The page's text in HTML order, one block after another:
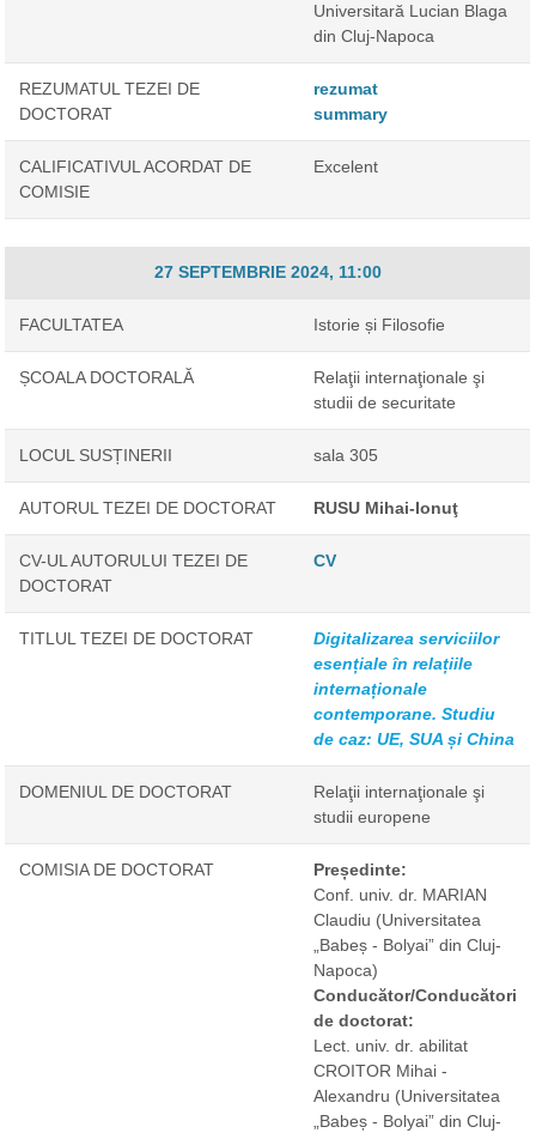
Universitară Lucian Blaga
din Cluj-Napoca
REZUMATUL TEZEI DE
DOCTORAT
rezumat
summary
CALIFICATIVUL ACORDAT DE
COMISIE
Excelent
27 SEPTEMBRIE 2024, 11:00
FACULTATEA Istorie și Filosofie
ȘCOALA DOCTORALĂ
Relaţii internaţionale şi
studii de securitate
LOCUL SUSȚINERII sala 305
AUTORUL TEZEI DE DOCTORAT RUSU Mihai-Ionuţ
CV-UL AUTORULUI TEZEI DE
DOCTORAT
CV
TITLUL TEZEI DE DOCTORAT
Digitalizarea serviciilor
esențiale în relațiile
internaționale
contemporane. Studiu
de caz: UE, SUA și China
DOMENIUL DE DOCTORAT
Relaţii internaţionale şi
studii europene
COMISIA DE DOCTORAT
Președinte:
Conf. univ. dr. MARIAN
Claudiu (Universitatea
„Babeș - Bolyai” din Cluj-
Napoca)
Conducător/Conducători
de doctorat:
Lect. univ. dr. abilitat
CROITOR Mihai -
Alexandru (Universitatea
„Babeș - Bolyai” din Cluj-